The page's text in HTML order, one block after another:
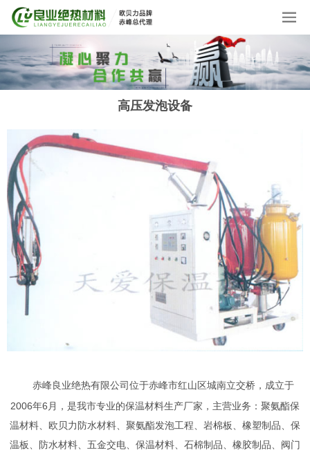
高压发泡设备
赤峰良业绝热有限公司位于赤峰市红山区城南立交桥，成立于
2006年6月，是我市专业的保温材料生产厂家，主营业务：聚氨酯保
温材料、欧贝力防水材料、聚氨酯发泡工程、岩棉板、橡塑制品、保
温板、防水材料、五金交电、保温材料、石棉制品、橡胶制品、阀门